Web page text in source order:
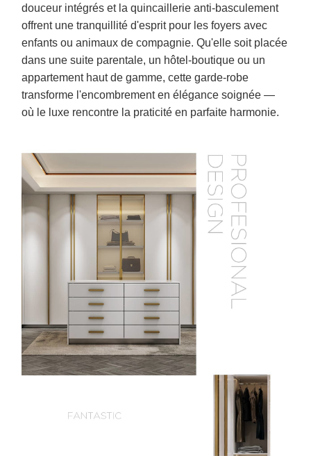
douceur intégrés et la quincaillerie anti-basculement
offrent une tranquillité d'esprit pour les foyers avec
enfants ou animaux de compagnie. Qu'elle soit placée
dans une suite parentale, un hôtel-boutique ou un
appartement haut de gamme, cette garde-robe
transforme l'encombrement en élégance soignée —
où le luxe rencontre la praticité en parfaite harmonie.